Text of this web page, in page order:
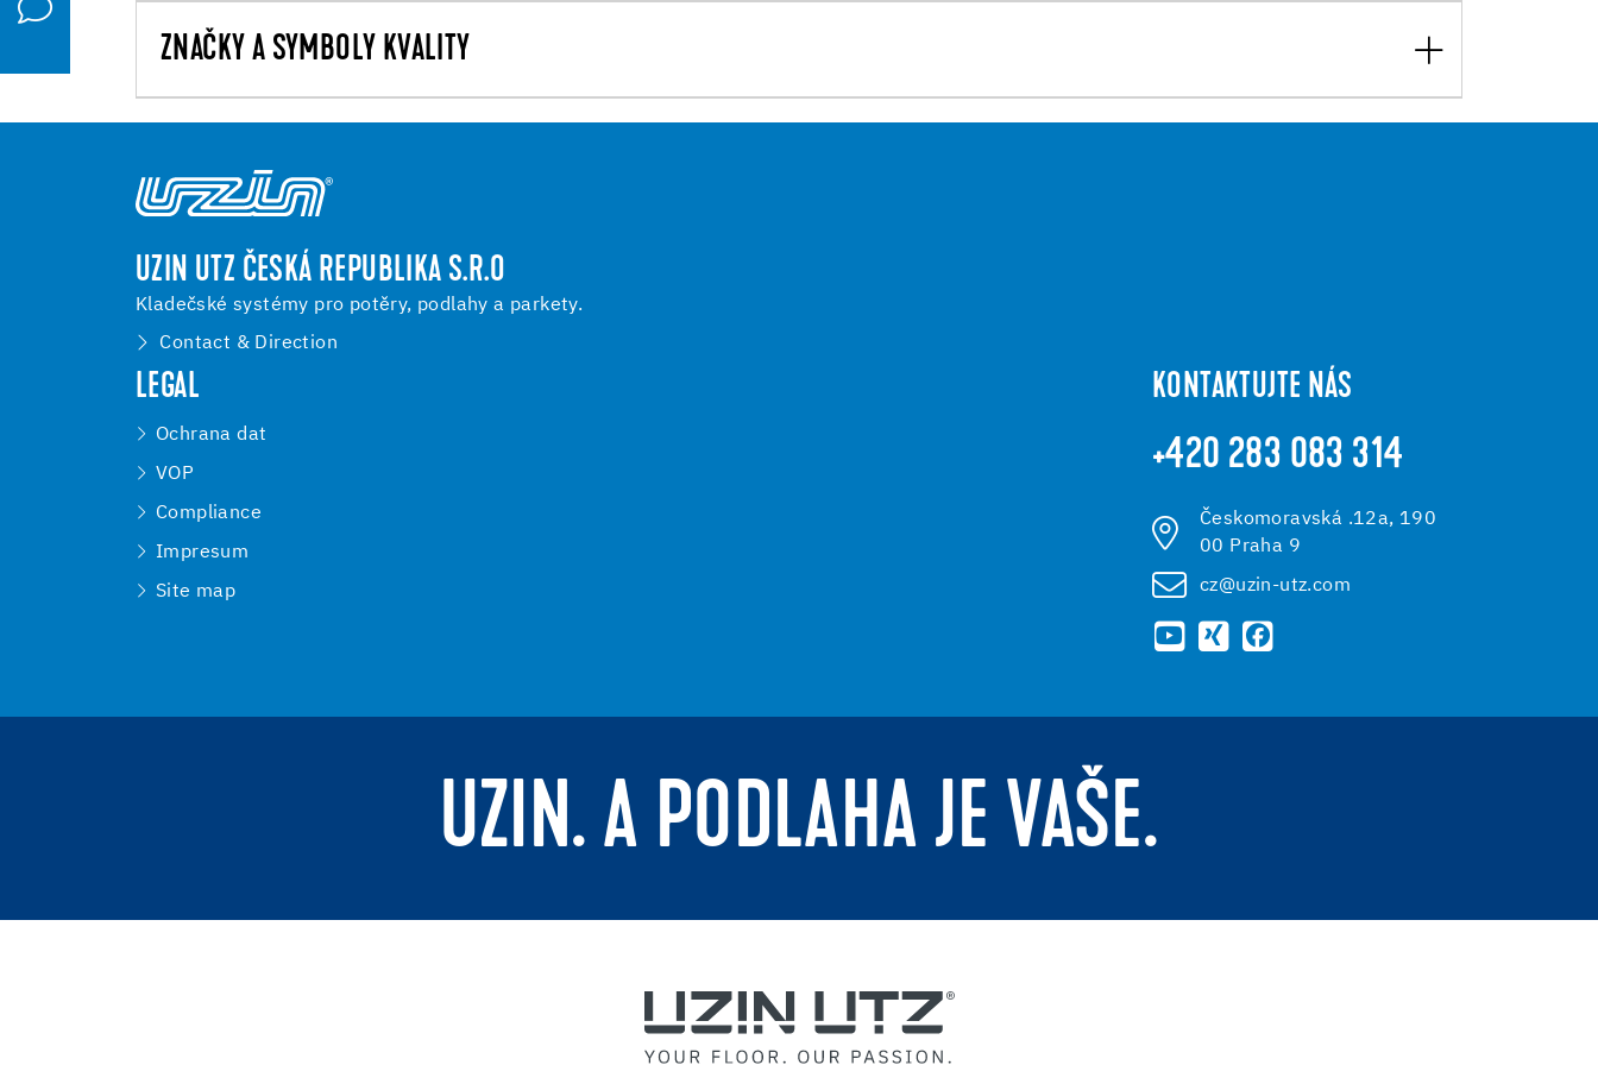
ZNAČKY A SYMBOLY KVALITY
UZIN UTZ ČESKÁ REPUBLIKA S.R.O
Kladečské systémy pro potěry, podlahy a parkety.
Contact & Direction
LEGAL
Ochrana dat
VOP
Compliance
Impresum
Site map
KONTAKTUJTE NÁS
+420 283 083 314
Českomoravská .12a, 190
00 Praha 9
cz@uzin-utz.com
UZIN. A PODLAHA JE VAŠE.